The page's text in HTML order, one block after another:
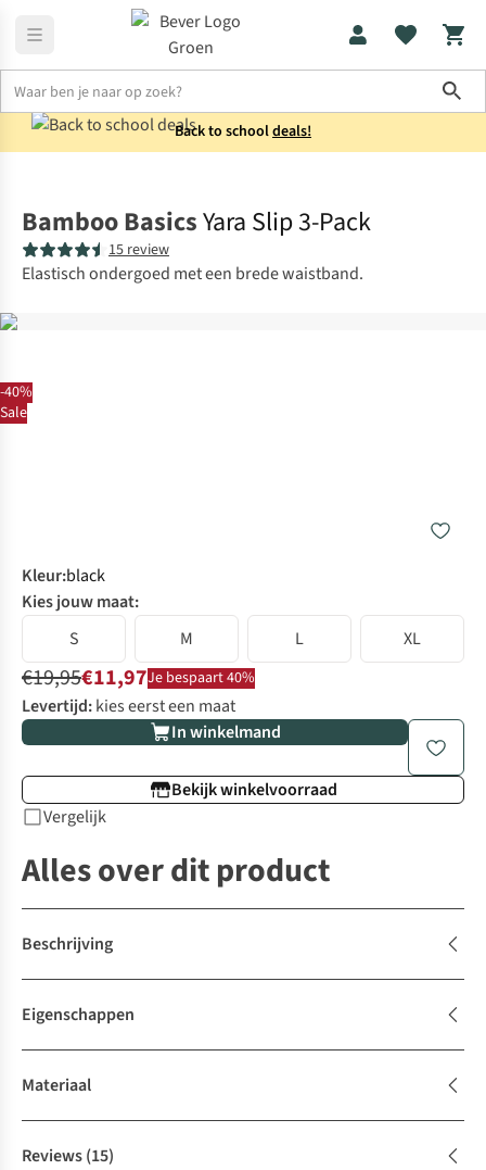
Back to schooldeals!
-40%
Sale
Bamboo BasicsYara Slip 3-Pack
15 review
Elastisch ondergoed met een brede waistband.
Kleur:black
Kies jouw maat:
S
M L XL
€19,95€11,97Je bespaart 40%
Levertijd:kies eerst een maat
In winkelmand
Bekijk winkelvoorraad
Vergelijk
Alles over dit product
Beschrijving
Eigenschappen
Materiaal
Reviews(15)